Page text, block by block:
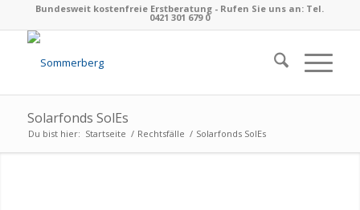
Bundesweit kostenfreie Erstberatung - Rufen Sie uns an: Tel.
0421 301 679 0
Solarfonds SolEs
Du bist hier: Startseite / Rechtsfälle / Solarfonds SolEs